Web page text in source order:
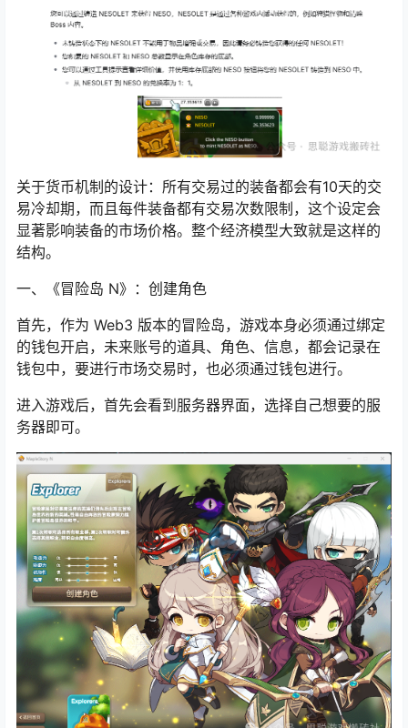
关于货币机制的设计：所有交易过的装备都会有10天的交
易冷却期，而且每件装备都有交易次数限制，这个设定会
显著影响装备的市场价格。整个经济模型大致就是这样的
结构。
一、《冒险岛 N》：创建角色
首先，作为 Web3 版本的冒险岛，游戏本身必须通过绑定
的钱包开启，未来账号的道具、角色、信息，都会记录在
钱包中，要进行市场交易时，也必须通过钱包进行。
进入游戏后，首先会看到服务器界面，选择自己想要的服
务器即可。